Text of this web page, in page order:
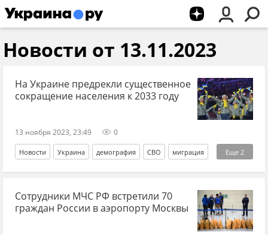
Новости от 13.11.2023
На Украине предрекли существенное
сокращение населения к 2033 году
13 ноября 2023, 23:49 0
Еще 2
Новости Украина демография СВО миграция
рождаемость украинцы
Сотрудники МЧС РФ встретили 70
граждан России в аэропорту Москвы